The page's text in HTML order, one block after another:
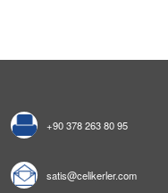
+90 378 263 80 95
satis@celikerler.com